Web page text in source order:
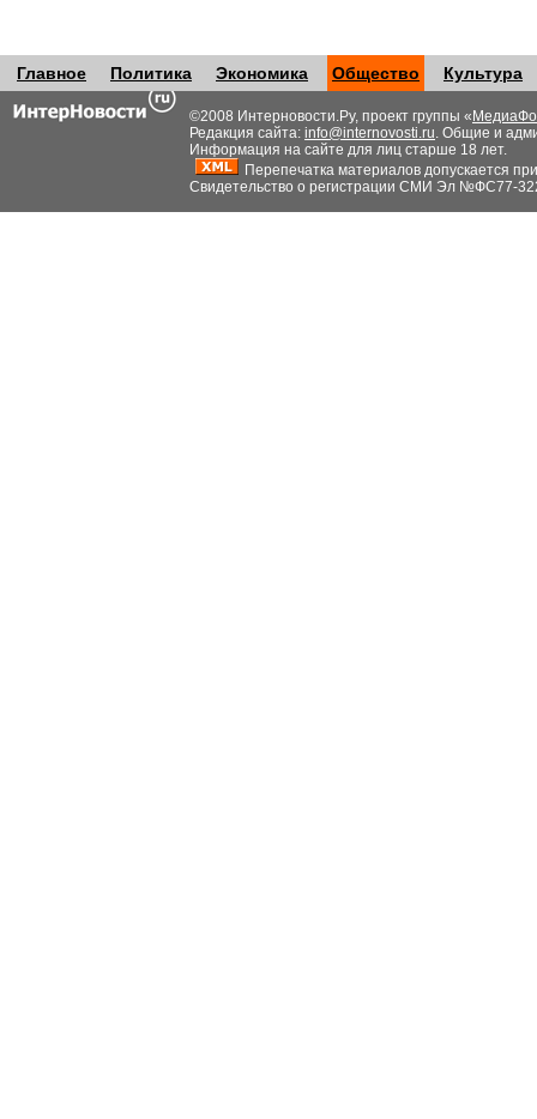
Главное Политика Экономика Общество Культура
©2008 Интерновости.Ру, проект группы «
Редакция сайта: info@internovosti.ru. Общие и
Информация на сайте для лиц старше 18 лет.
Перепечатка материалов допускается
Свидетельство о регистрации СМИ Эл №ФС77-